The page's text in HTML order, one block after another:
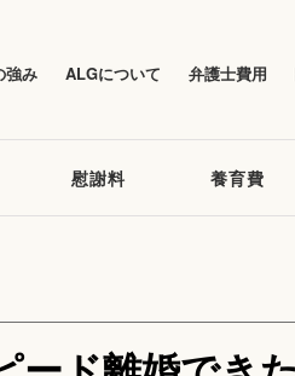
強み ALGについて 弁護士費用
慰謝料 養育費